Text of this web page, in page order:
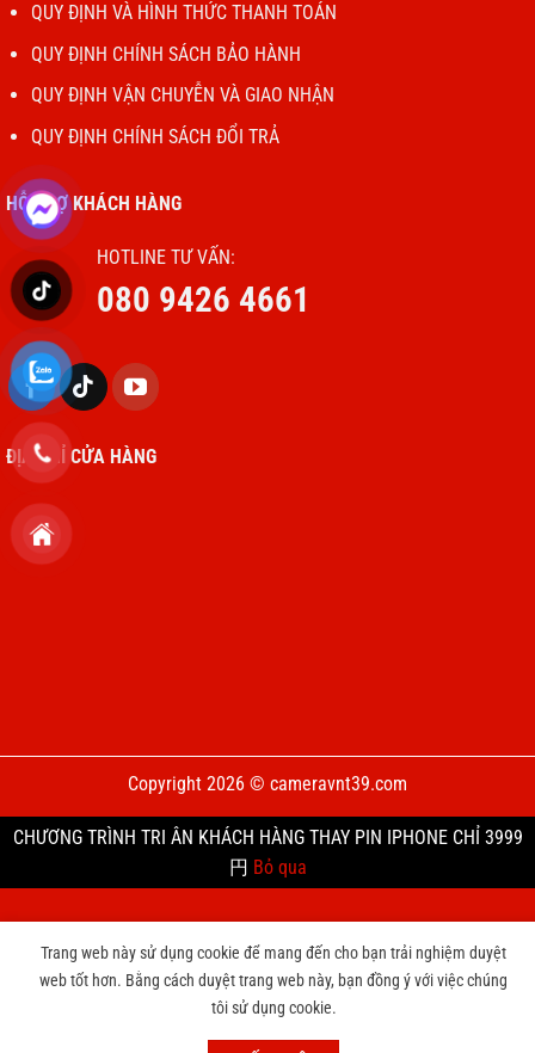
QUY ĐỊNH VÀ HÌNH THỨC THANH TOÁN
QUY ĐỊNH CHÍNH SÁCH BẢO HÀNH
QUY ĐỊNH VẬN CHUYỄN VÀ GIAO NHẬN
QUY ĐỊNH CHÍNH SÁCH ĐỔI TRẢ
HỖ TRỢ KHÁCH HÀNG
HOTLINE TƯ VẤN:
080 9426 4661
ĐỊA CHỈ CỬA HÀNG
Copyright 2026 © cameravnt39.com
CHƯƠNG TRÌNH TRI ÂN KHÁCH HÀNG THAY PIN IPHONE CHỈ 3999
円 Bỏ qua
Trang web này sử dụng cookie để mang đến cho bạn trải nghiệm duyệt
web tốt hơn. Bằng cách duyệt trang web này, bạn đồng ý với việc chúng
tôi sử dụng cookie.